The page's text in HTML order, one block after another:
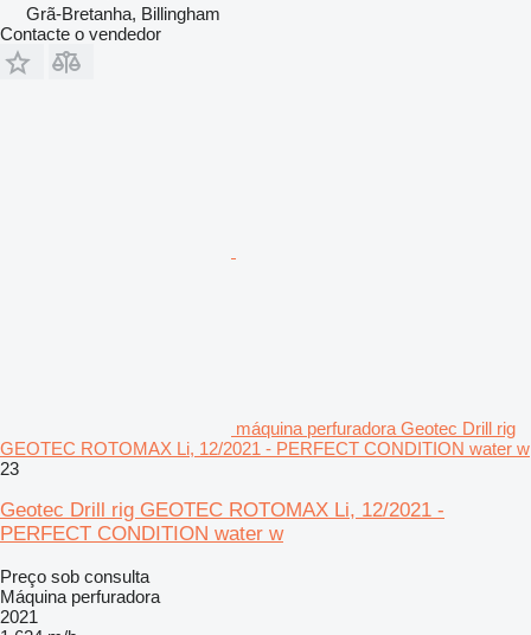
Grã-Bretanha, Billingham
Contacte o vendedor
máquina perfuradora Geotec Drill rig
GEOTEC ROTOMAX Li, 12/2021 - PERFECT CONDITION water w
23
Geotec Drill rig GEOTEC ROTOMAX Li, 12/2021 -
PERFECT CONDITION water w
Preço sob consulta
Máquina perfuradora
2021